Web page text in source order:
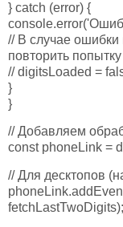
} catch (error) {
// В случае
повторить попытку
// digitsLoaded =
}
}
// Добавляем
const phoneLink =
// Для десктопов
fetchLastTwoDigits);